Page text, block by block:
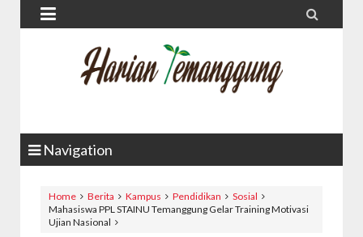
 
Navigation
Home Berita Kampus Pendidikan
Sosial
Mahasiswa PPL STAINU Temanggung Gelar Training Motivasi
Ujian Nasional